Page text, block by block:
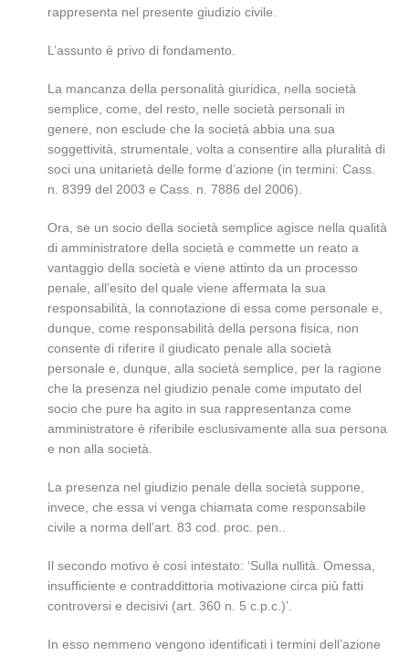
rappresenta nel presente giudizio civile.
L’assunto è privo di fondamento.
La mancanza della personalità giuridica, nella società
semplice, come, del resto, nelle società personali in
genere, non esclude che la società abbia una sua
soggettività, strumentale, volta a consentire alla pluralità di
soci una unitarietà delle forme d’azione (in termini: Cass.
n. 8399 del 2003 e Cass. n. 7886 del 2006).
Ora, se un socio della società semplice agisce nella qualità
di amministratore della società e commette un reato a
vantaggio della società e viene attinto da un processo
penale, all’esito del quale viene affermata la sua
responsabilità, la connotazione di essa come personale e,
dunque, come responsabilità della persona fisica, non
consente di riferire il giudicato penale alla società
personale e, dunque, alla società semplice, per la ragione
che la presenza nel giudizio penale come imputato del
socio che pure ha agito in sua rappresentanza come
amministratore è riferibile esclusivamente alla sua persona
e non alla società.
La presenza nel giudizio penale della società suppone,
invece, che essa vi venga chiamata come responsabile
civile a norma dell’art. 83 cod. proc. pen..
Il secondo motivo è così intestato: ‘Sulla nullità. Omessa,
insufficiente e contraddittoria motivazione circa più fatti
controversi e decisivi (art. 360 n. 5 c.p.c.)’.
In esso nemmeno vengono identificati i termini dell’azione